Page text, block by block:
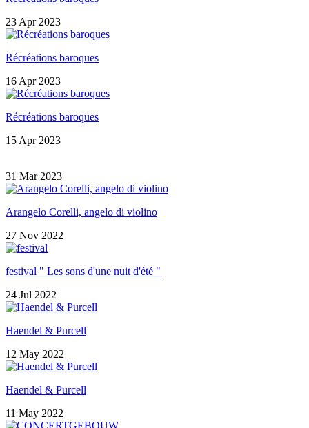
23 Apr 2023
Récréations baroques
16 Apr 2023
Récréations baroques
15 Apr 2023
31 Mar 2023
Arangelo Corelli, angelo di violino
27 Nov 2022
festival " Les sons d'une nuit d'été "
24 Jul 2022
Haendel & Purcell
12 May 2022
Haendel & Purcell
11 May 2022